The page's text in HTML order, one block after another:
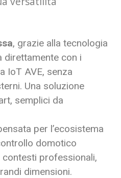
, grazie alla tecnologia
direttamente con i
IoT AVE, senza
Una soluzione
semplici da
per l’ecosistema
domotico
professionali,
dimensioni.